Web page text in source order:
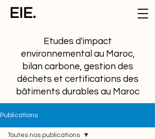
EIE.
Etudes d'impact
environnemental au Maroc,
bilan carbone, gestion des
déchets et certifications des
bâtiments durables au Maroc
Publications
Toutes nos publications